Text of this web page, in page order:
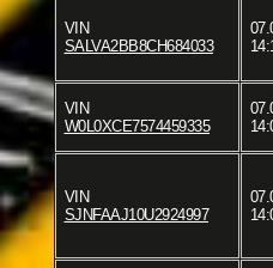
VIN
SALVA2BB8CH684033
VIN
W0L0XCE7574459335
VIN
SJNFAAJ10U2924997